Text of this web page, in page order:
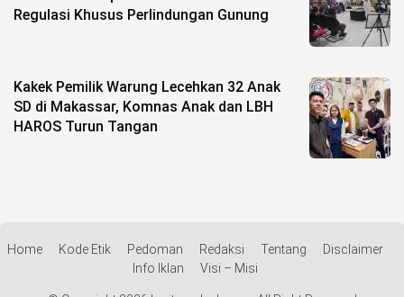
Regulasi Khusus Perlindungan Gunung
Kakek Pemilik Warung Lecehkan 32 Anak
SD di Makassar, Komnas Anak dan LBH
HAROS Turun Tangan
Home Kode Etik Pedoman Redaksi Tentang
Disclaimer
Info Iklan
Visi – Misi